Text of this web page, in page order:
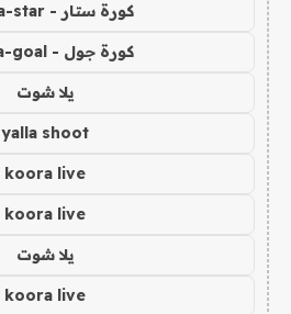
كورة ستار - koora-star
كورة جول - koora-goal
يلا شوت
yalla shoot
koora live
koora live
يلا شوت
koora live